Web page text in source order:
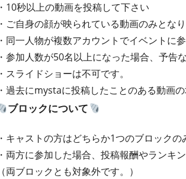
・10秒以上の動画を投稿して下さい
・ご自身の顔が映られている動画のみとなり
・同一人物が複数アカウントでイベントに
・参加人数が50名以上になった場合、予告
・スライドショーは不可です。
・過去にmystaに投稿したことのある動画
ブロックについて
・キャストの方はどちらか1つのブロックの
・両方に参加した場合、投稿報酬やランキ
（両ブロックとも対象外です。）